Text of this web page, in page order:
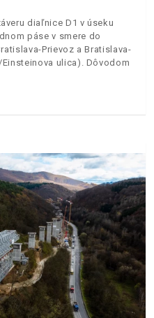
diaľnice D1 v úseku
páse v smere do
Prievoz a Bratislava-
ulica). Dôvodom